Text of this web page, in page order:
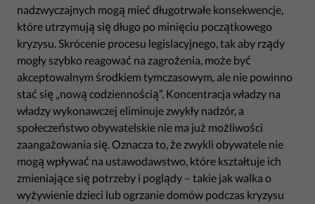
nadzwyczajnych mogą mieć długotrwałe konsekwencje,
które utrzymują się długo po minięciu początkowego
kryzysu. Skrócenie procesu legislacyjnego, tak aby rządy
mogły szybko reagować na zagrożenia, może być
akceptowalnym środkiem tymczasowym, ale nie powinno
stać się „nową codziennością”. Koncentracja władzy na
władzy wykonawczej eliminuje zwykły nadzór, a
społeczeństwo obywatelskie nie ma już możliwości
zaangażowania się. Oznacza to, że zwykli obywatele nie
mogą wpływać na ustawodawstwo, które kształtuje ich
zmieniające się potrzeby i poglądy – takie jak walka o
wyżywienie dzieci lub ogrzanie domów podczas kryzysu